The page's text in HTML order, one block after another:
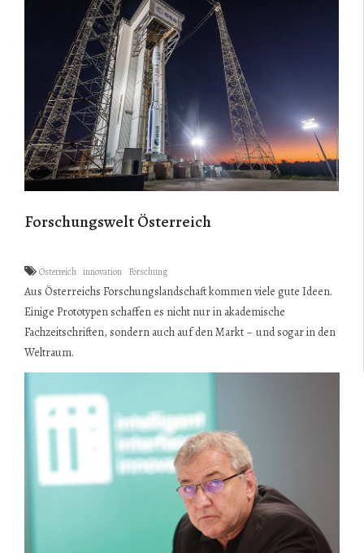
Forschungswelt Österreich
Österreich innovation Forschung
Aus Österreichs Forschungslandschaft kommen viele gute Ideen.
Einige Prototypen schaffen es nicht nur in akademische
Fachzeitschriften, sondern auch auf den Markt – und sogar in den
Weltraum.